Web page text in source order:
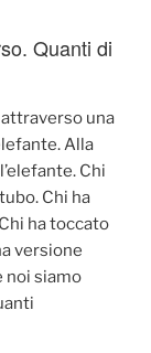
Quanti di
una
Alla
Chi
Chi ha
ha toccato
versione
noi siamo